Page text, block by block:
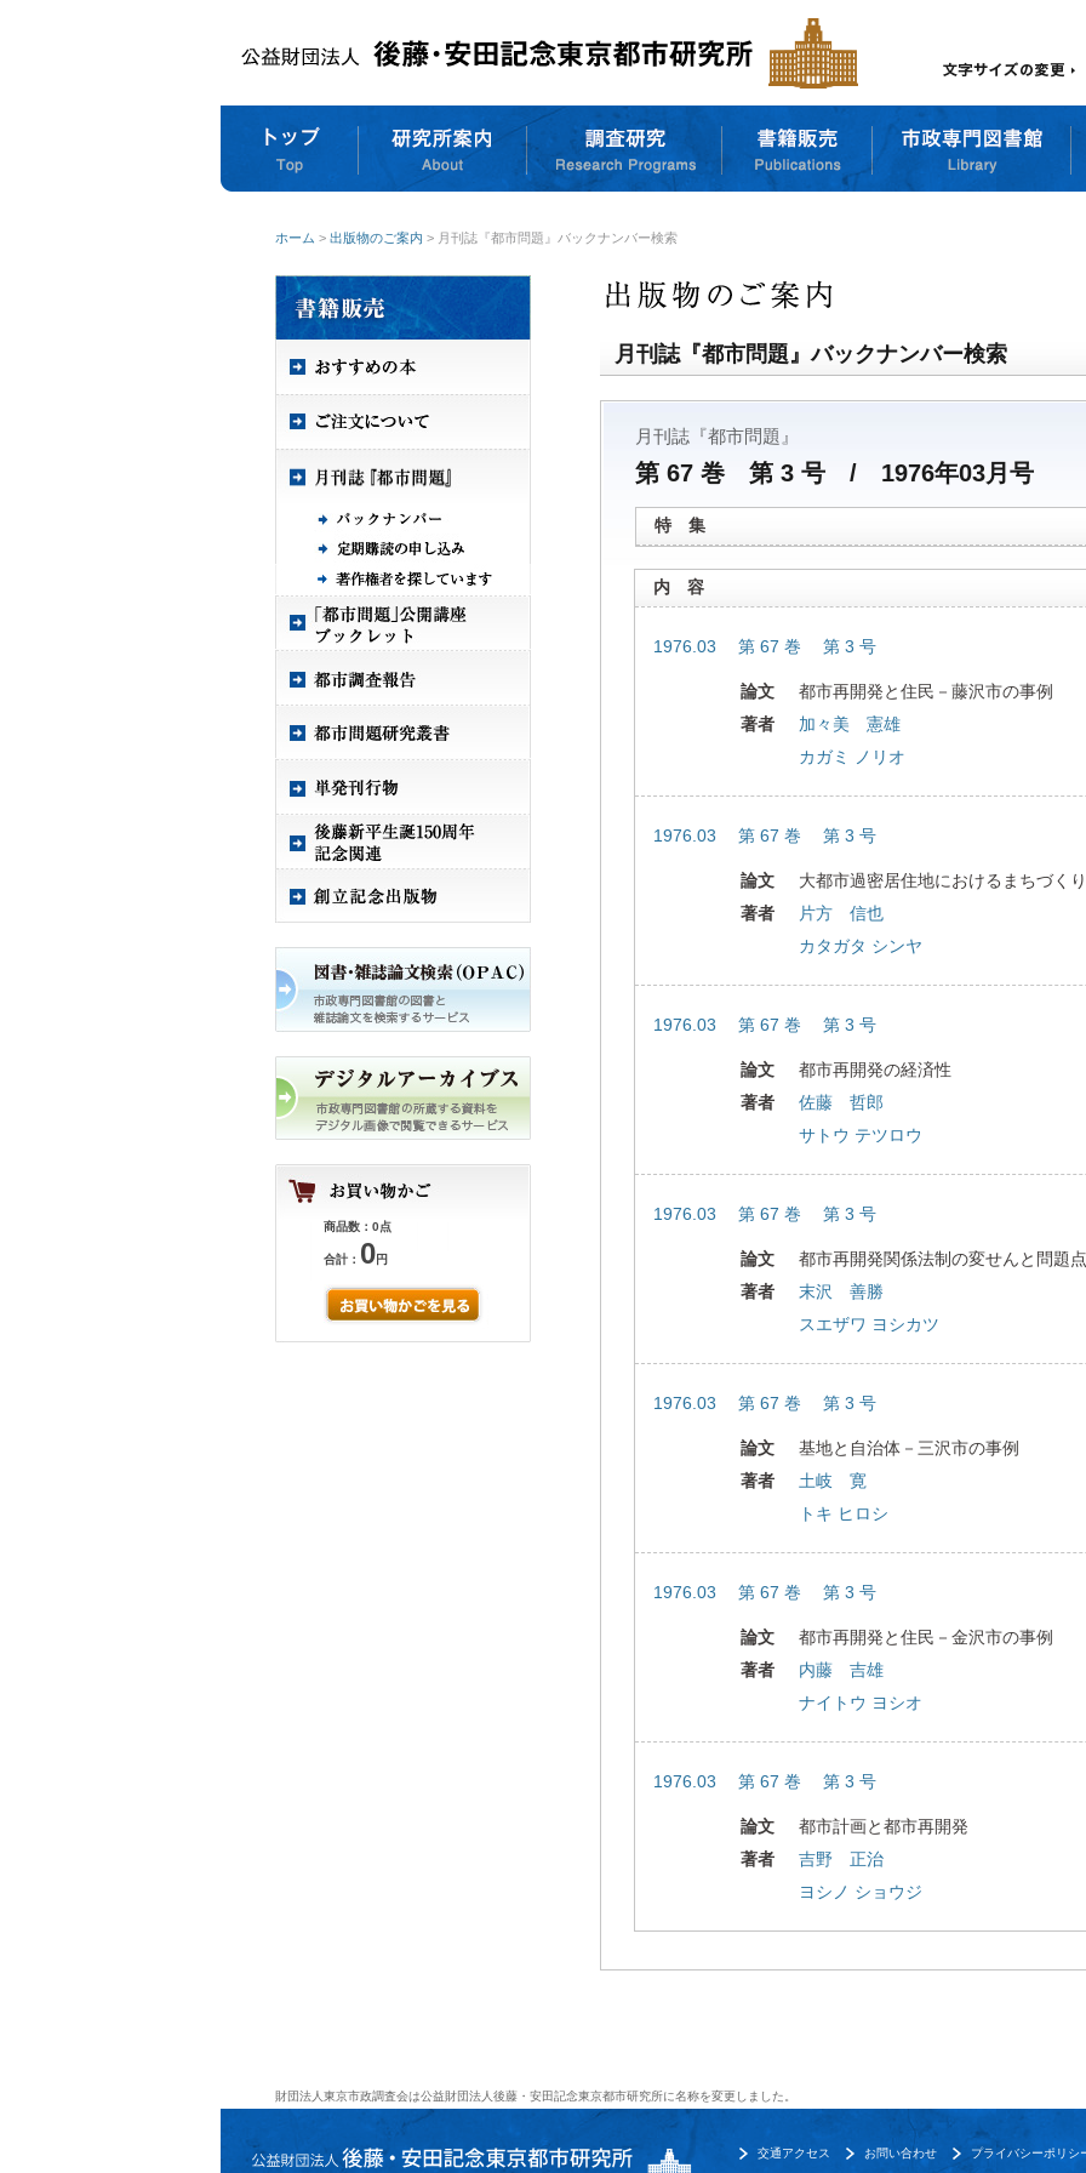
ホーム > 出版物のご案内 > 月刊誌『都市問題』バックナンバー検索
商品数：0点
合計： 0円
月刊誌『都市問題』バックナンバー検索
月刊誌『都市問題』
第 67 巻 第 3 号 / 1976年03月号
特 集
内 容
1976.03 第 67 巻 第 3 号
論文
都市再開発と住民－藤沢市の事例
著者
加々美 憲雄
カガミ ノリオ
1976.03 第 67 巻 第 3 号
論文
大都市過密居住地におけるまちづくり
著者
片方 信也
カタガタ シンヤ
1976.03 第 67 巻 第 3 号
論文
都市再開発の経済性
著者
佐藤 哲郎
サトウ テツロウ
1976.03 第 67 巻 第 3 号
論文
都市再開発関係法制の変せんと問題
著者
末沢 善勝
スエザワ ヨシカツ
1976.03 第 67 巻 第 3 号
論文
基地と自治体－三沢市の事例
著者
土岐 寛
トキ ヒロシ
1976.03 第 67 巻 第 3 号
論文
都市再開発と住民－金沢市の事例
著者
内藤 吉雄
ナイトウ ヨシオ
1976.03 第 67 巻 第 3 号
論文
都市計画と都市再開発
著者
吉野 正治
ヨシノ ショウジ
財団法人東京市政調査会は公益財団法人後藤・安田記念東京都市研究所に名称を変更しました。
プライバシーポリシ
お問い合わせ
交通アクセス